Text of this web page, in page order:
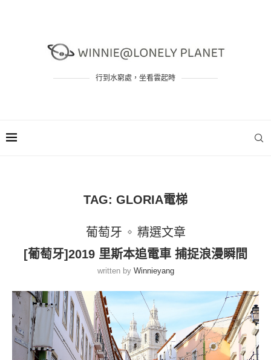
行到水窮處，坐看雲起時
TAG: GLORIA電梯
葡萄牙
精選文章
[葡萄牙]2019 里斯本追電車 捕捉浪漫瞬間
written by Winnieyang